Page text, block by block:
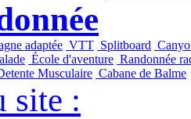
adaptée VTT Splitboard
École d'aventure Randonnée
Musculaire Cabane de Balme
site :